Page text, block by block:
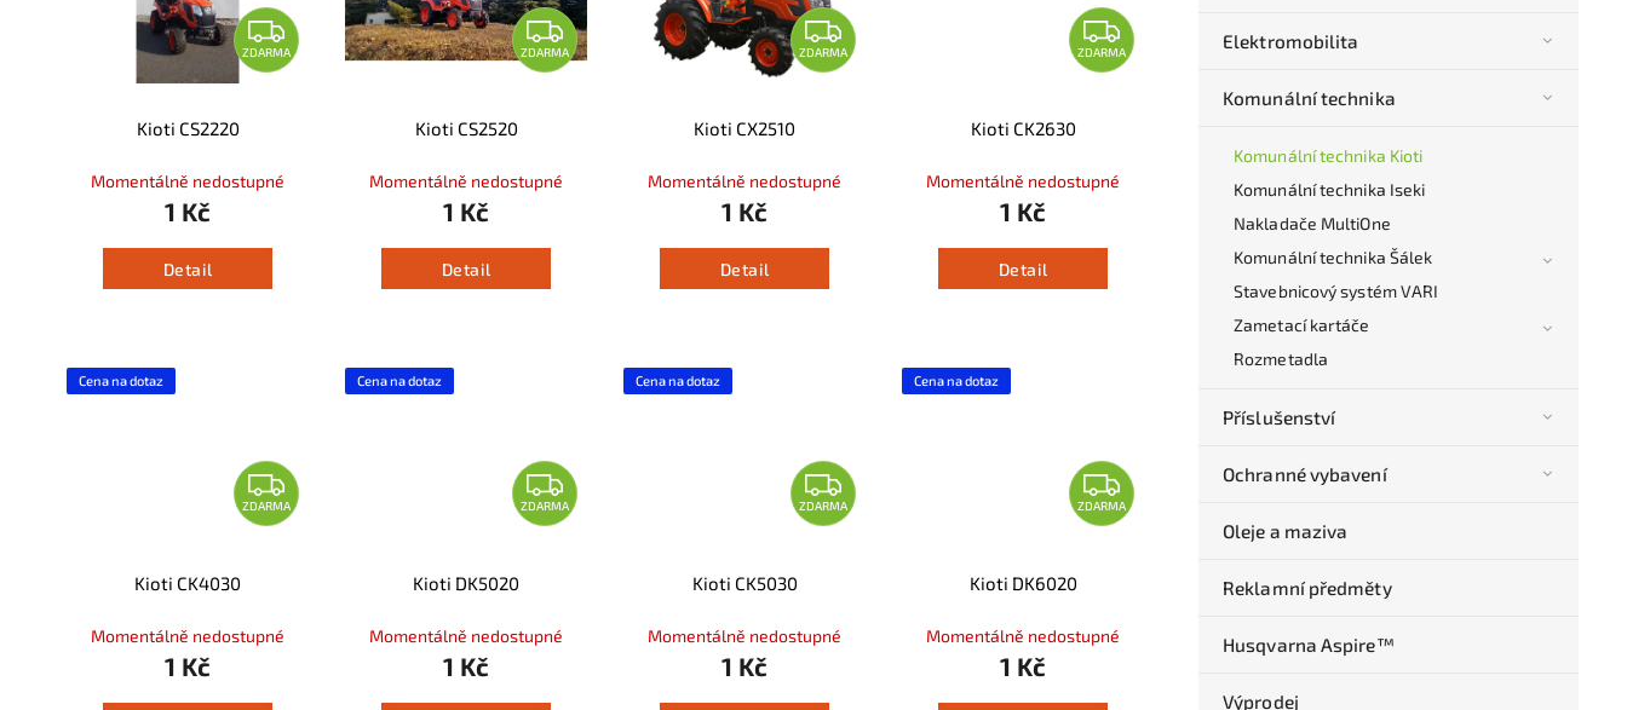
Elektromobilita
Komunální technika
Komunální technika Kioti
Komunální technika Iseki
Nakladače MultiOne
Komunální technika Šálek
Stavebnicový systém VARI
Zametací kartáče
Rozmetadla
Příslušenství
Ochranné vybavení
Oleje a maziva
Reklamní předměty
Husqvarna Aspire™
Výprodej
ZDARMA
Kioti CS2220
Momentálně nedostupné
1 Kč
Detail
ZDARMA
Kioti CS2520
Momentálně nedostupné
1 Kč
Detail
ZDARMA
Kioti CX2510
Momentálně nedostupné
1 Kč
Detail
ZDARMA
Kioti CK2630
Momentálně nedostupné
1 Kč
Detail
Cena na dotaz
ZDARMA
Kioti CK4030
Momentálně nedostupné
1 Kč
Cena na dotaz
ZDARMA
Kioti DK5020
Momentálně nedostupné
1 Kč
Cena na dotaz
ZDARMA
Kioti CK5030
Momentálně nedostupné
1 Kč
Cena na dotaz
ZDARMA
Kioti DK6020
Momentálně nedostupné
1 Kč